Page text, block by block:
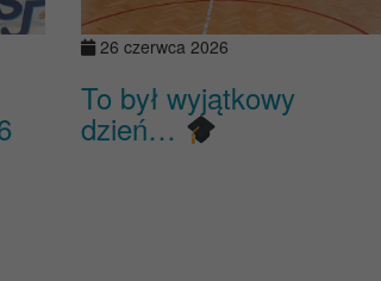
26 czerwca 2026
To był wyjątkowy
dzień…